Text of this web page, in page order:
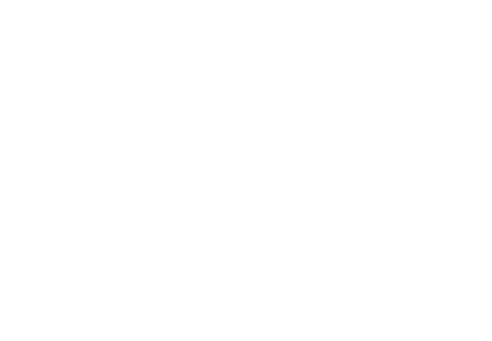
させていただ
了承ください。
をご了承くださ
ようお願いしま
にご登録され
1000ppm以下、
下、フタル酸ジブチ
) : 1000ppm、
、
ない年数を意
貨物等」とい
可)を取得する
要な手段を講じ
これらの製造装
通知します。
、取り引きをい
ムロン制御